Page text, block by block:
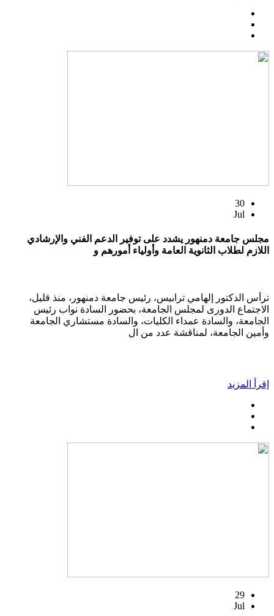
30
Jul
مجلس جامعة دمنهور يشدد على توفير الدعم الفني والإرشادي
اللازم لطلاب الثانوية العامة وأولياء أمورهم و
ترأس الدكتور إلهامي ترابيس، رئيس جامعة دمنهور، منذ قليل،
الاجتماع الدورى لمجلس الجامعة، بحضور السادة نواب رئيس
الجامعة، والسادة عمداء الكليات، والسادة مستشاري الجامعة
وأمين الجامعة، لمناقشة عدد من ال
إقرأ المزيد
29
Jul